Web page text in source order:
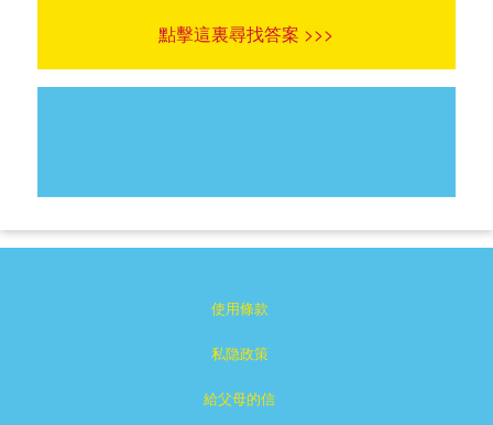
點擊這裏尋找答案 >>>
使用條款
私隐政策
給父母的信